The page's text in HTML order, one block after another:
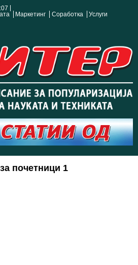
Маркетинг Соработка
Услуги
почетници 1